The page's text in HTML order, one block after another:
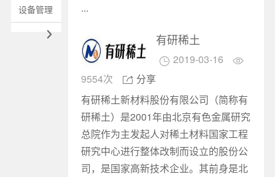
设备管理

...
有研稀土
 2019-03-16 
9554次  分享
有研稀土新材料股份有限公司（简称有
研稀土）是2001年由北京有色金属研究
总院作为主发起人对稀土材料国家工程
研究中心进行整体改制而设立的股份公
司，是国家高新技术企业。其前身是北